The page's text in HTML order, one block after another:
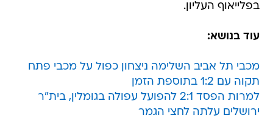
בפלייאוף העליון.
עוד בנושא:
מכבי תל אביב השלימה ניצחון כפול על מכבי פתח
תקוה עם 1:2 בתוספת הזמן
למרות הפסד 2:1 להפועל עפולה בגומלין, בית"ר
ירושלים עלתה לחצי הגמר